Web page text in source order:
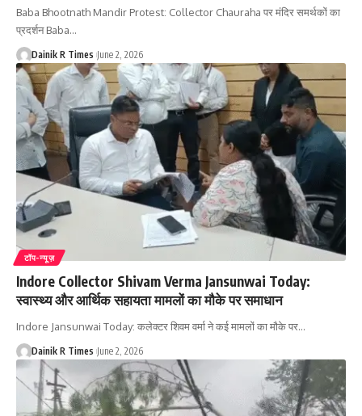
Baba Bhootnath Mandir Protest: Collector Chauraha पर मंदिर समर्थकों का
प्रदर्शन Baba…
Dainik R Times June 2, 2026
टॉप-न्यूज़
Indore Collector Shivam Verma Jansunwai Today:
स्वास्थ्य और आर्थिक सहायता मामलों का मौके पर समाधान
Indore Jansunwai Today: कलेक्टर शिवम वर्मा ने कई मामलों का मौके पर…
Dainik R Times June 2, 2026